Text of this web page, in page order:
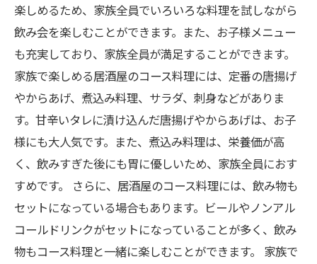
楽しめるため、家族全員でいろいろな料理を試しながら
飲み会を楽しむことができます。また、お子様メニュー
も充実しており、家族全員が満足することができます。
家族で楽しめる居酒屋のコース料理には、定番の唐揚げ
やからあげ、煮込み料理、サラダ、刺身などがありま
す。甘辛いタレに漬け込んだ唐揚げやからあげは、お子
様にも大人気です。また、煮込み料理は、栄養価が高
く、飲みすぎた後にも胃に優しいため、家族全員におす
すめです。 さらに、居酒屋のコース料理には、飲み物も
セットになっている場合もあります。ビールやノンアル
コールドリンクがセットになっていることが多く、飲み
物もコース料理と一緒に楽しむことができます。 家族で